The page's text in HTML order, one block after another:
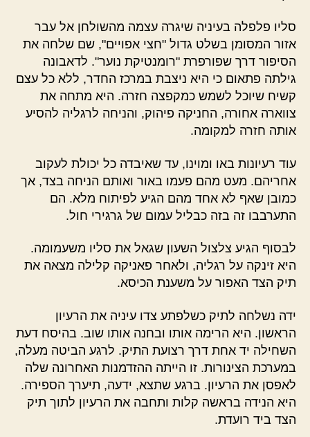
סליו פלפלה בעיניה שיגרה עצמה מהשולחן אל עבר
אזור המסומן בשלט גדול "חצי אפויים", שם שלחה את
הסיפור דרך שפורפרת "רומנטיקת נוער". לדאבונה
גילתה פתאום כי היא ניצבת במרכז החדר, ללא כל עצם
קשיח שיוכל לשמש כמקפצה חזרה. היא מתחה את
צווארה אחורה, החניקה פיהוק, והניחה לרגליה להסיע
אותה חזרה למקומה.
עוד רעיונות באו ומוינו, עד שאיבדה כל יכולת לעקוב
אחריהם. מעט מהם פעמו באור ואותם הניחה בצד, אך
כמובן שאף לא אחד מהם הגיע לפיתוח מלא. הם
התערבבו זה בזה כבליל עמום של גרגירי חול.
לבסוף הגיע צלצול השעון שגאל את סליו משעמומה.
היא זינקה על רגליה, ולאחר פאניקה קלילה מצאה את
תיק הצד האפור על משענת הכיסא.
ידה נשלחה לתיק כשלפתע צדו עיניה את הרעיון
הראשון. היא הרימה אותו ובחנה אותו שוב. בהיסח דעת
השחילה יד אחת דרך רצועת התיק. לרגע הביטה מעלה,
במערכת הצינורות. זו הייתה ההזדמנות האחרונה שלה
לאפסן את הרעיון. ברגע שתצא, ידעה, תיערך הספירה.
היא הנידה בראשה קלות ותחבה את הרעיון לתוך תיק
הצד ביד רועדת.